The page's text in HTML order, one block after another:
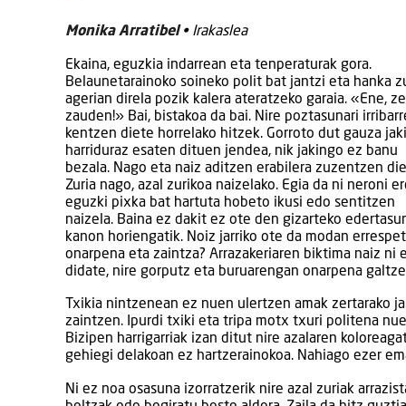
Monika Arratibel• Irakaslea
Ekaina, eguzkia indarrean eta tenperaturak gora.
Belaunetarainoko soineko polit bat jantzi eta hanka
agerian direla pozik kalera ateratzeko garaia. «Ene,
zauden!» Bai, bistakoa da bai. Nire poztasunari
kentzen diete horrelako hitzek. Gorroto dut gauza
harriduraz esaten dituen jendea, nik jakingo ez banu
bezala. Nago eta naiz aditzen erabilera zuzentzen
Zuria nago, azal zurikoa naizelako. Egia da ni neroni
eguzki pixka bat hartuta hobeto ikusi edo sentitzen
naizela. Baina ez dakit ez ote den gizarteko
kanon horiengatik. Noiz jarriko ote da modan
onarpena eta zaintza? Arrazakeriaren biktima naiz
didate, nire gorputz eta buruarengan onarpena
Txikia nintzenean ez nuen ulertzen amak zertarako
zaintzen. Ipurdi txiki eta tripa motx txuri politena
Bizipen harrigarriak izan ditut nire azalaren
gehiegi delakoan ez hartzerainokoa. Nahiago ezer
Ni ez noa osasuna izorratzerik nire azal zuriak